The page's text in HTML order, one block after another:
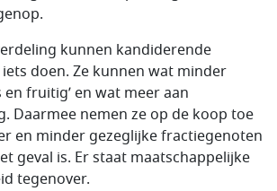
kunnen kandiderende
doen. Ze kunnen wat minder
en fruitig’ en wat meer aan
Daarmee nemen ze op de koop toe
en minder gezeglijke fractiegenoten
geval is. Er staat maatschappelijke
tegenover.